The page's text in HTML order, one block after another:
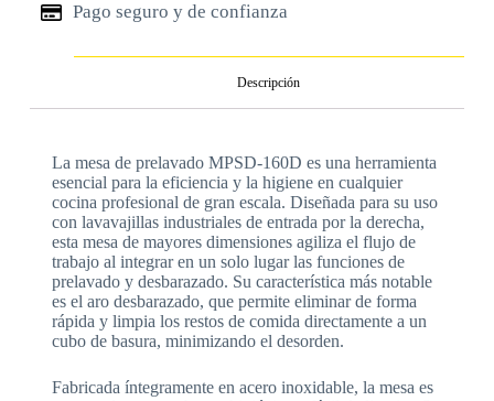
Pago seguro y de confianza
Descripción
La mesa de prelavado MPSD-160D es una herramienta
esencial para la eficiencia y la higiene en cualquier
cocina profesional de gran escala. Diseñada para su uso
con lavavajillas industriales de entrada por la derecha,
esta mesa de mayores dimensiones agiliza el flujo de
trabajo al integrar en un solo lugar las funciones de
prelavado y desbarazado. Su característica más notable
es el aro desbarazado, que permite eliminar de forma
rápida y limpia los restos de comida directamente a un
cubo de basura, minimizando el desorden.
Fabricada íntegramente en acero inoxidable, la mesa es